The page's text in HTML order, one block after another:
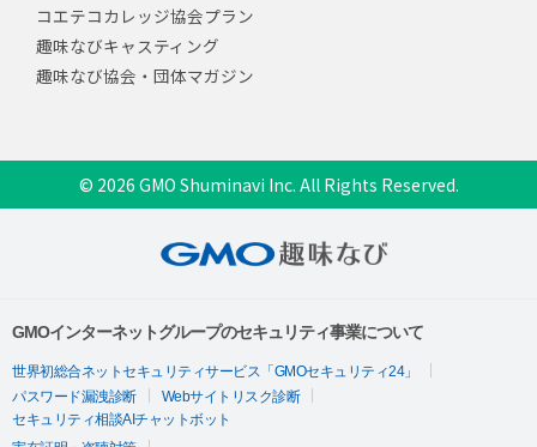
コエテコカレッジ協会プラン
趣味なびキャスティング
趣味なび協会・団体マガジン
© 2026 GMO Shuminavi Inc. All Rights Reserved.